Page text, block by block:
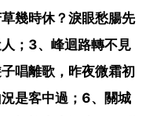
幾時休？淚眼愁腸先
；3、峰迴路轉不見
唱離歌，昨夜微霜初
是客中過；6、關城